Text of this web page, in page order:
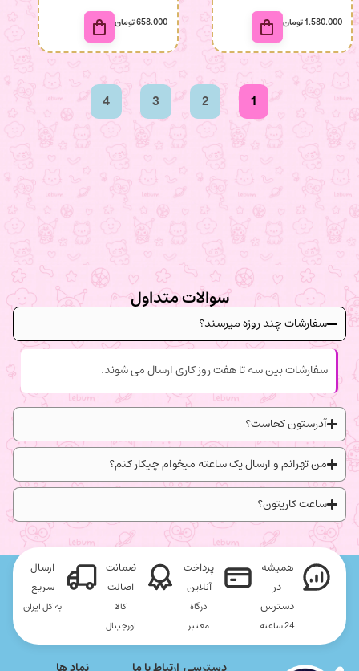
1.580.000تومان 658.000تومان
1
2
3
4
سوالات متداول
سفارشات چند روزه میرسند؟
سفارشات بین سه تا هفت روز کاری ارسال می شوند.
آدرستون کجاست؟
من تهرانم و ارسال یک ساعته میخوام چیکار کنم؟
ساعت کاریتون؟
همیشه
در
دسترس
24 ساعته
پرداخت
آنلاین
درگاه
معتبر
ضمانت
اصالت
کالا
اورجینال
ارسال
سریع
به کل ایران